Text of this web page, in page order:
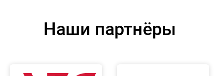
Наши партнёры